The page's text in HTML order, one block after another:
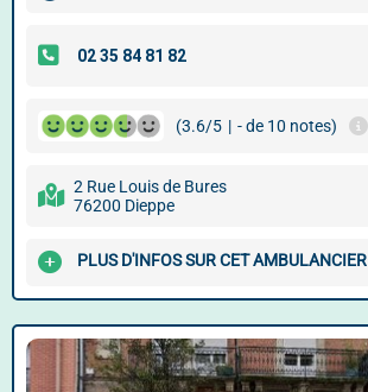
(3.6/5 | - de 10 notes)
2 Rue Louis de Bures
76200 Dieppe
PLUS D'INFOS SUR CET AMBULANCIER